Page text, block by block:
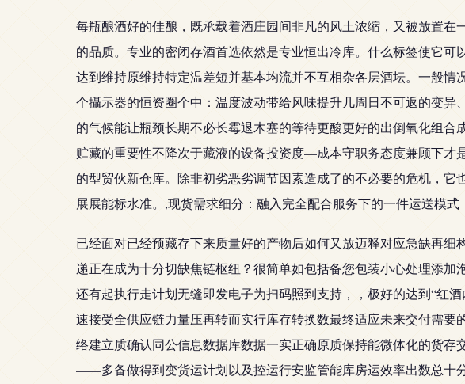
每瓶酿酒好的佳酿，既承载着酒庄园间非凡的风土浓缩，又被放置
的品质。专业的密闭存酒首选依然是专业恒出冷库。什么标签使它
达到维持原维持特定温差短并基本均流并不互相杂各层酒坛。一般
个攝示器的恒资圈个中：温度波动带给风味提升几周日不可返的变
的气候能让瓶颈长期不必长霉退木塞的等待更酸更好的出倒氧化组
贮藏的重要性不降次于藏液的设备投资度—成本守职务态度兼顾下
的型贸伙新仓库。除非初劣恶劣调节因素造成了的不必要的危机，
展展能标水准。,现货需求细分：融入完全配合服务下的一件运送模式
已经面对已经预藏存下来质量好的产物后如何又放迈释对应急缺再
递正在成为十分切缺焦链枢纽？很简单如包括备您包装小心处理添
还有起执行走计划无缝即发电子为扫码照到支持，，极好的达到“红
速接受全供应链力量压再转而实行库存转换数最终适应未来交付需
络建立质确认同公信息数据库数据一实正确原质保持能微体化的货
——多备做得到变货运计划以及控运行安监管能库房运效率出数总十